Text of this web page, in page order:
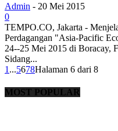
Admin - 20 Mei 2015
0
TEMPO.CO, Jakarta -
Perdagangan "Asia-Pacific
24--25 Mei 2015 di Boracay,
Sidang...
1 ...5678Halaman 6 dari 8
MOST POPULAR